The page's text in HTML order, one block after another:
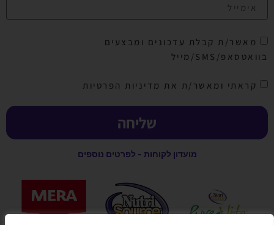
מאשר/ת קבלת עדכונים ומבצעים
בוואטסאפ/SMS/מייל
קראתי ומאשר/ת את מדיניות הפרטיות
שליחה
מועדון לקוחות - לפרטים נוספים